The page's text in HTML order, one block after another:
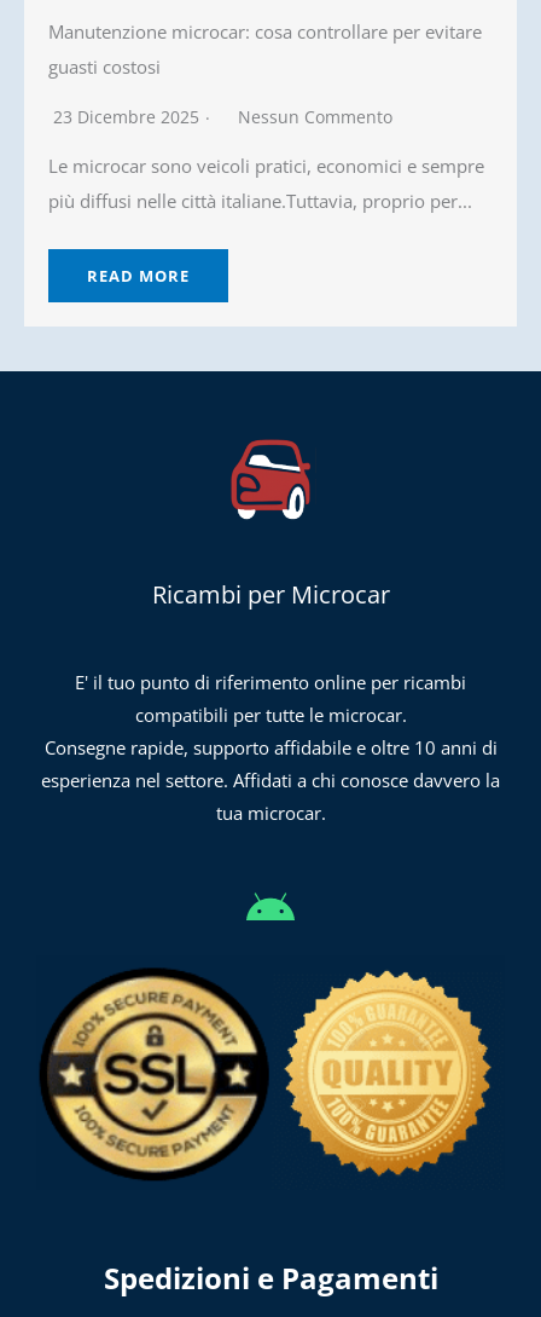
Manutenzione microcar: cosa controllare per evitare
guasti costosi
23 Dicembre 2025 Nessun Commento
Le microcar sono veicoli pratici, economici e sempre
più diffusi nelle città italiane.Tuttavia, proprio per...
READ MORE
Ricambi per Microcar
E' il tuo punto di riferimento online per ricambi
compatibili per tutte le microcar.
Consegne rapide, supporto affidabile e oltre 10 anni di
esperienza nel settore. Affidati a chi conosce davvero la
tua microcar.
Spedizioni e Pagamenti